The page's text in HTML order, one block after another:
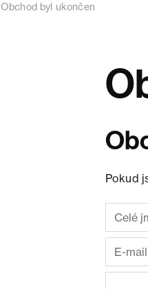
Obchod byl ukončen
Pokud